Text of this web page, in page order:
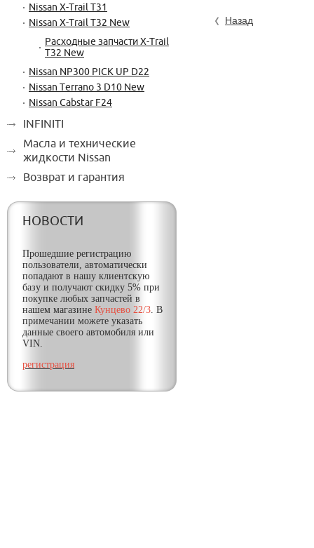
Назад
Nissan X-Trail T31
Nissan X-Trail T32 New
Расходные запчасти X-Trail
T32 New
Nissan NP300 PICK UP D22
Nissan Terrano 3 D10 New
Nissan Cabstar F24
INFINITI
Масла и технические
жидкости Nissan
Возврат и гарантия
НОВОСТИ
Прошедшие регистрацию
пользователи, автоматически
попадают в нашу клиентскую
базу и получают скидку 5% при
покупке любых запчастей в
нашем магазине Кунцево 22/3. В
примечании можете указать
данные своего автомобиля или
VIN.
регистрация